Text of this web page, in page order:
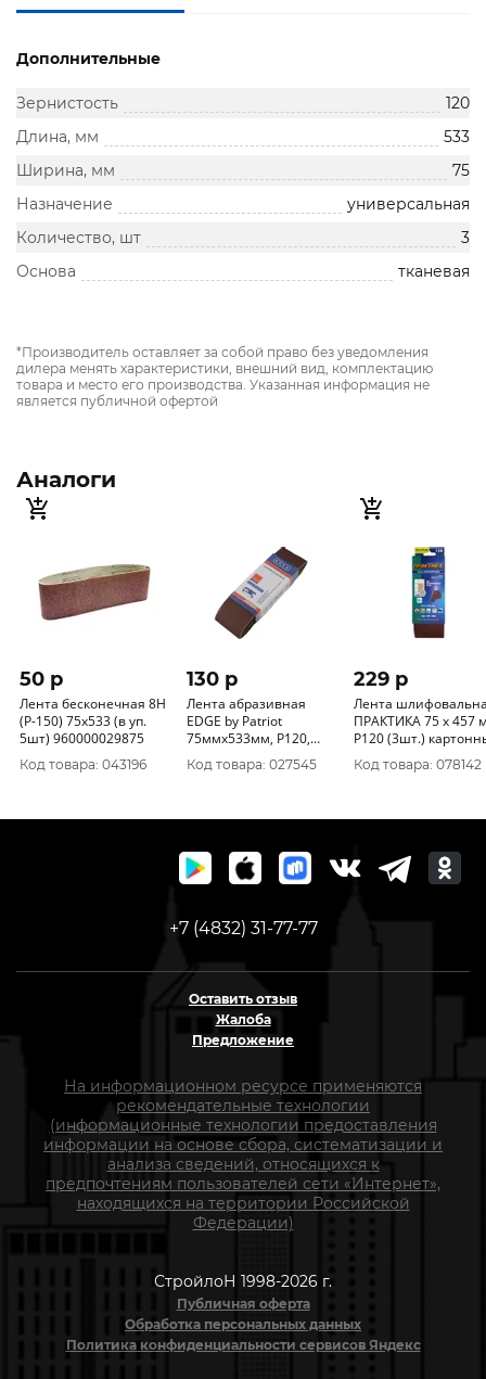
Дополнительные
Зернистость
120
Длина, мм
533
Ширина, мм
75
Назначение
универсальная
Количество, шт
3
Основа
тканевая
*Производитель оставляет за собой право без уведомления
дилера менять характеристики, внешний вид, комплектацию
товара и место его производства. Указанная информация не
является публичной офертой
Аналоги
50 p
Лента бесконечная 8H
(P-150) 75x533 (в уп.
5шт) 960000029875
Код товара: 043196
130 p
Лента абразивная
EDGE by Patriot
75ммх533мм, Р120,
3шт 820010011
Код товара: 027545
229 p
Лента
ПРАКТИКА 75 х 457 мм
P120 (3шт.)
подвес 031-266
Код товара: 078142
+7 (4832) 31-77-77
Оставить отзыв
Жалоба
Предложение
На информационном ресурсе применяются
рекомендательные технологии
(информационные технологии предоставления
информации на основе сбора, систематизации и
анализа сведений, относящихся к
предпочтениям пользователей сети «Интернет»,
находящихся на территории Российской
Федерации)
СтройлоН 1998-2026 г.
Публичная оферта
Обработка персональных данных
Политика конфиденциальности сервисов Яндекс